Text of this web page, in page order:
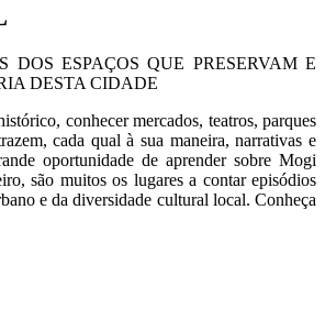
DOS ESPAÇOS QUE PRESERVAM E
DESTA CIDADE
conhecer mercados, teatros, parques
cada qual à sua maneira, narrativas e
oportunidade de aprender sobre Mogi
são muitos os lugares a contar episódios
e da diversidade cultural local. Conheça